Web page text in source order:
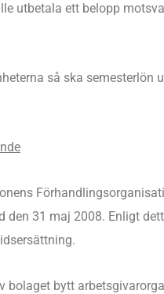
utbetala ett belopp
så ska semesterlön
den 31 maj 2008. Enligt
bolaget bytt